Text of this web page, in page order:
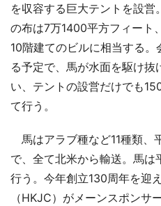
を収容する巨大テントを設
の布は7万1400平方フィート
10階建てのビルに相当する
る予定で、馬が水面を駆け
い、テントの設営だけでも
て行う。
馬はアラブ種など11種類、
で、全て北米から輸送。馬は
行う。今年創立130周年を迎
（HKJC）がメーンスポンサ